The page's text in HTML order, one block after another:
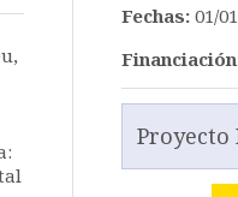
Fechas: 01/
Proyecto